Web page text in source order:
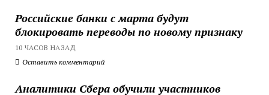
Российские банки с марта будут
блокировать переводы по новому признаку
10 ЧАСОВ НАЗАД
Оставить комментарий
Аналитики Сбера обучили участников